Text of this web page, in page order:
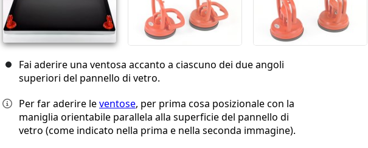
Fai aderire una ventosa accanto a ciascuno dei due angoli
superiori del pannello di vetro.
Per far aderire leventose, per prima cosa posizionale con la
maniglia orientabile parallela alla superficie del pannello di
vetro (come indicato nella prima e nella seconda immagine).